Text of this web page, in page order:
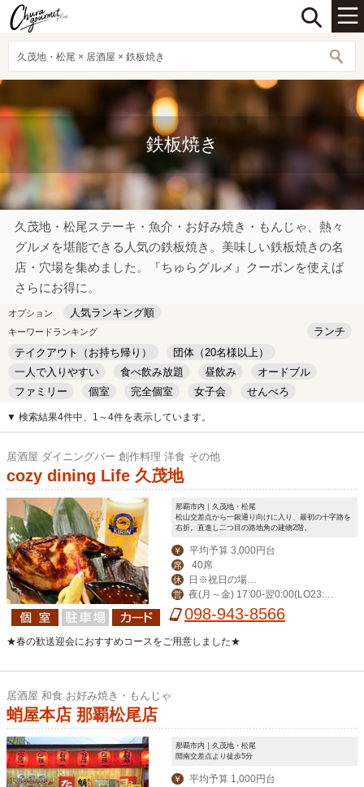
久茂地・松尾 × 居酒屋 × 鉄板焼き
鉄板焼き
久茂地・松尾ステーキ・魚介・お好み焼き・もんじゃ、熱々
グルメを堪能できる人気の鉄板焼き。美味しい鉄板焼きの名
店・穴場を集めました。『ちゅらグルメ』クーポンを使えば
さらにお得に。
オプション 人気ランキング順
キーワードランキング
ランチ
テイクアウト（お持ち帰り）
団体（20名様以上）
一人で入りやすい
食べ飲み放題 昼飲み
オードブル
ファミリー
個室 完全個室 女子会
せんべろ
キッズルーム
安い デート
▼ 検索結果4件中、1～4件を表示しています。
居酒屋 ダイニングバー 創作料理 洋食 その他
cozy dining Life 久茂地
那覇市内｜久茂地・松尾
松山交差点から一銀通り向けに入り、最初の十字路を
右折。直進し二つ目の路地角の建物2階。
￥ 平均予算 3,000円台
席 40席
休
営業。月曜振替休。
営
夜(月～金) 17:00-翌0:00(LO23:3
0) (土)-翌1:00(LO翌0:30) 昼(月～金) 1
098-943-8566
★春の歓送迎会におすすめコースをご用意しました★
居酒屋 和食 お好み焼き・もんじゃ
蛸屋本店 那覇松尾店
那覇市内｜久茂地・松尾
開南交差点より徒歩5分
￥ 平均予算 1,000円台